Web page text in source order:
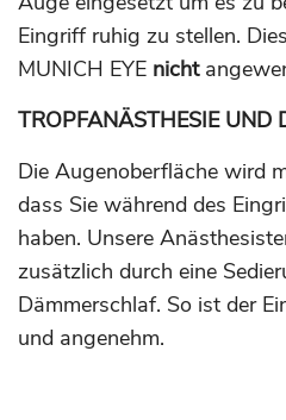
Eingriff ruhig zu stellen.
MUNICH EYE nicht
TROPFANÄSTHESIE UND
Die Augenoberfläche wird
dass Sie während des
haben. Unsere
zusätzlich durch eine
Dämmerschlaf. So ist der
und angenehm.